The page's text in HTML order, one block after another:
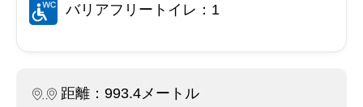
バリアフリートイレ：1
距離：993.4メートル